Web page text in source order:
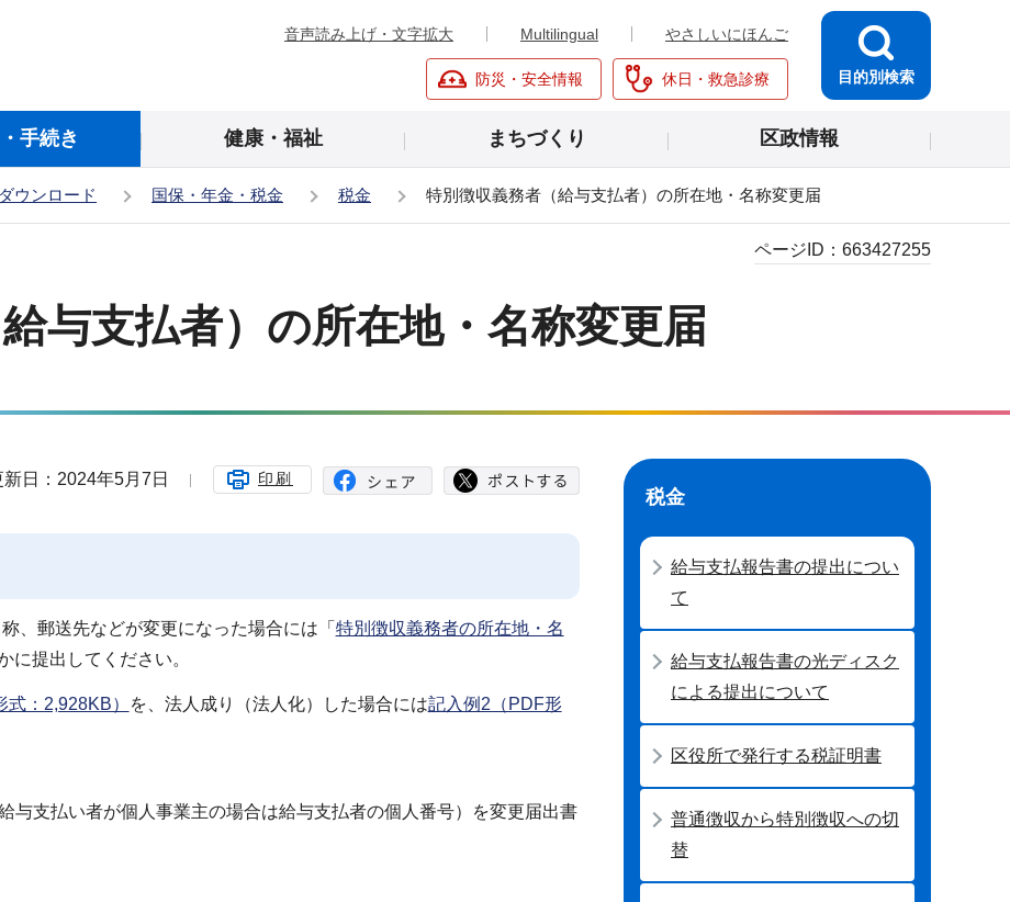
音声読み上げ・文字拡大 Multilingual やさしいにほんご
防災・安全情報 休日・救急診療 目的別検索
手続き 健康・福祉 まちづくり 区政情報
ウンロード 国保・年金・税金 税金 特別徴収義務者（給与支払者）の所在地・名称変更届
与支払者）の所在地・名称変更届
ページID： 663427255
新日：2024年5月7日 印刷
、郵送先などが変更になった場合には「 特別徴収義務者の所在地・名
に提出してください。
：2,928KB） を、法人成り（法人化）した場合には記入例2（PDF形
与支払い者が個人事業主の場合は給与支払者の個人番号）を変更届出書
税金
給与支払報告書の提出につい
て
給与支払報告書の光ディスク
による提出について
区役所で発行する税証明書
普通徴収から特別徴収への切
替